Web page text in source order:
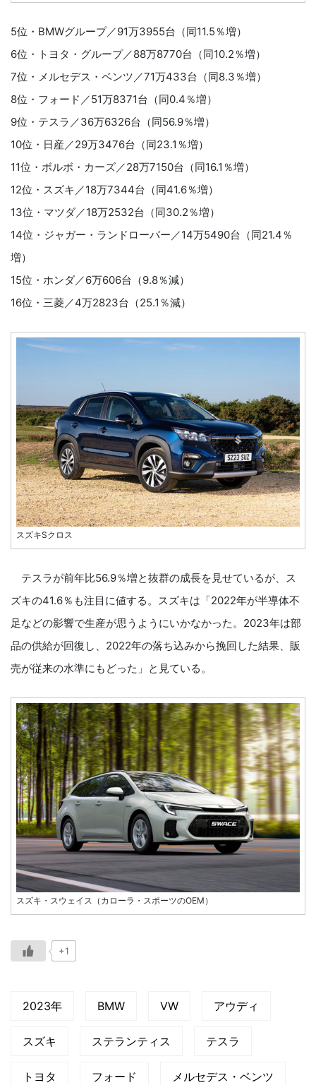
5位・BMWグループ／91万3955台（同11.5％増）
6位・トヨタ・グループ／88万8770台（同10.2％増）
7位・メルセデス・ベンツ／71万433台（同8.3％増）
8位・フォード／51万8371台（同0.4％増）
9位・テスラ／36万6326台（同56.9％増）
10位・日産／29万3476台（同23.1％増）
11位・ボルボ・カーズ／28万7150台（同16.1％増）
12位・スズキ／18万7344台（同41.6％増）
13位・マツダ／18万2532台（同30.2％増）
14位・ジャガー・ランドローバー／14万5490台（同21.4％
増）
15位・ホンダ／6万606台（9.8％減）
16位・三菱／4万2823台（25.1％減）
スズキSクロス
テスラが前年比56.9％増と抜群の成長を見せているが、ス
ズキの41.6％も注目に値する。スズキは「2022年が半導体不
足などの影響で生産が思うようにいかなかった。2023年は部
品の供給が回復し、2022年の落ち込みから挽回した結果、販
売が従来の水準にもどった」と見ている。
スズキ・スウェイス（カローラ・スポーツのOEM）
+1
2023年 BMW VW アウディ
スズキ ステランティス テスラ
トヨタ フォード メルセデス・ベンツ